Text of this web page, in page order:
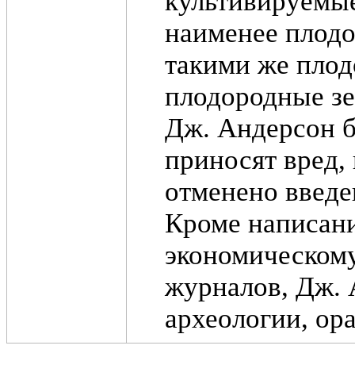
наименее
такими же
плодородные
Дж. Андерсон
приносят вред,
отменено
Кроме
журналов, Дж.
археологии,